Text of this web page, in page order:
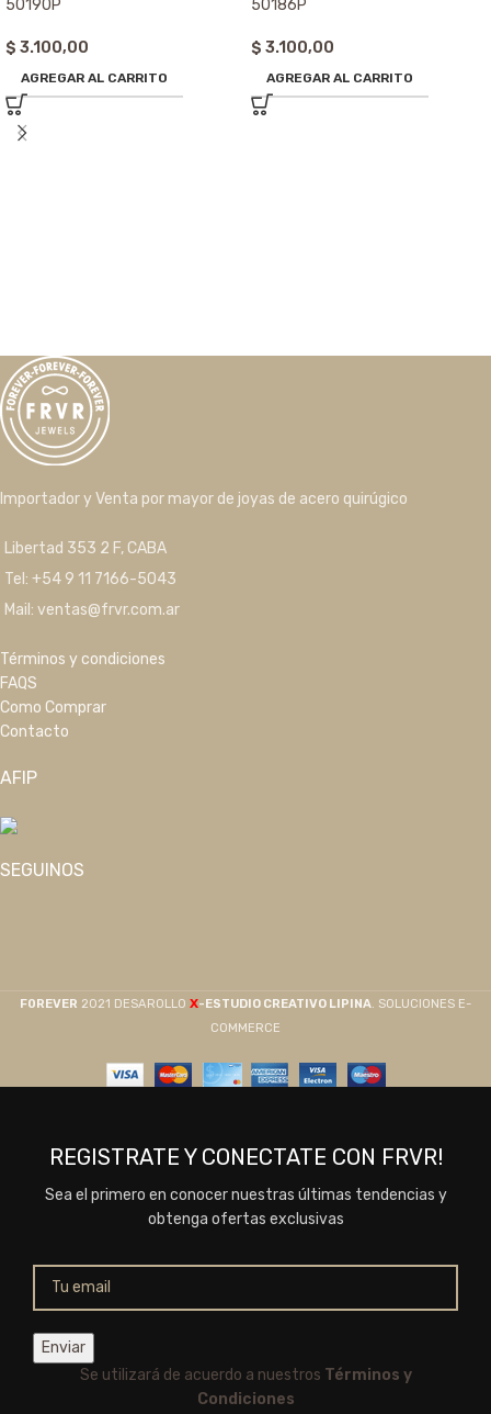
50190P
$ 3.100,00
AGREGAR AL CARRITO
50186P
$ 3.100,00
AGREGAR AL CARRITO
Importador y Venta por mayor de joyas de acero quirúgico
Libertad 353 2 F, CABA
Tel: +54 9 11 7166-5043
Mail: ventas@frvr.com.ar
Términos y condiciones
FAQS
Como Comprar
Contacto
AFIP
SEGUINOS
F0REVER 2021 DESAROLLO X-ESTUDIO CREATIVO LIPINA. SOLUCIONES E-
COMMERCE
REGISTRATE Y CONECTATE CON FRVR!
Sea el primero en conocer nuestras últimas tendencias y
obtenga ofertas exclusivas
Se utilizará de acuerdo a nuestros Términos y
Condiciones